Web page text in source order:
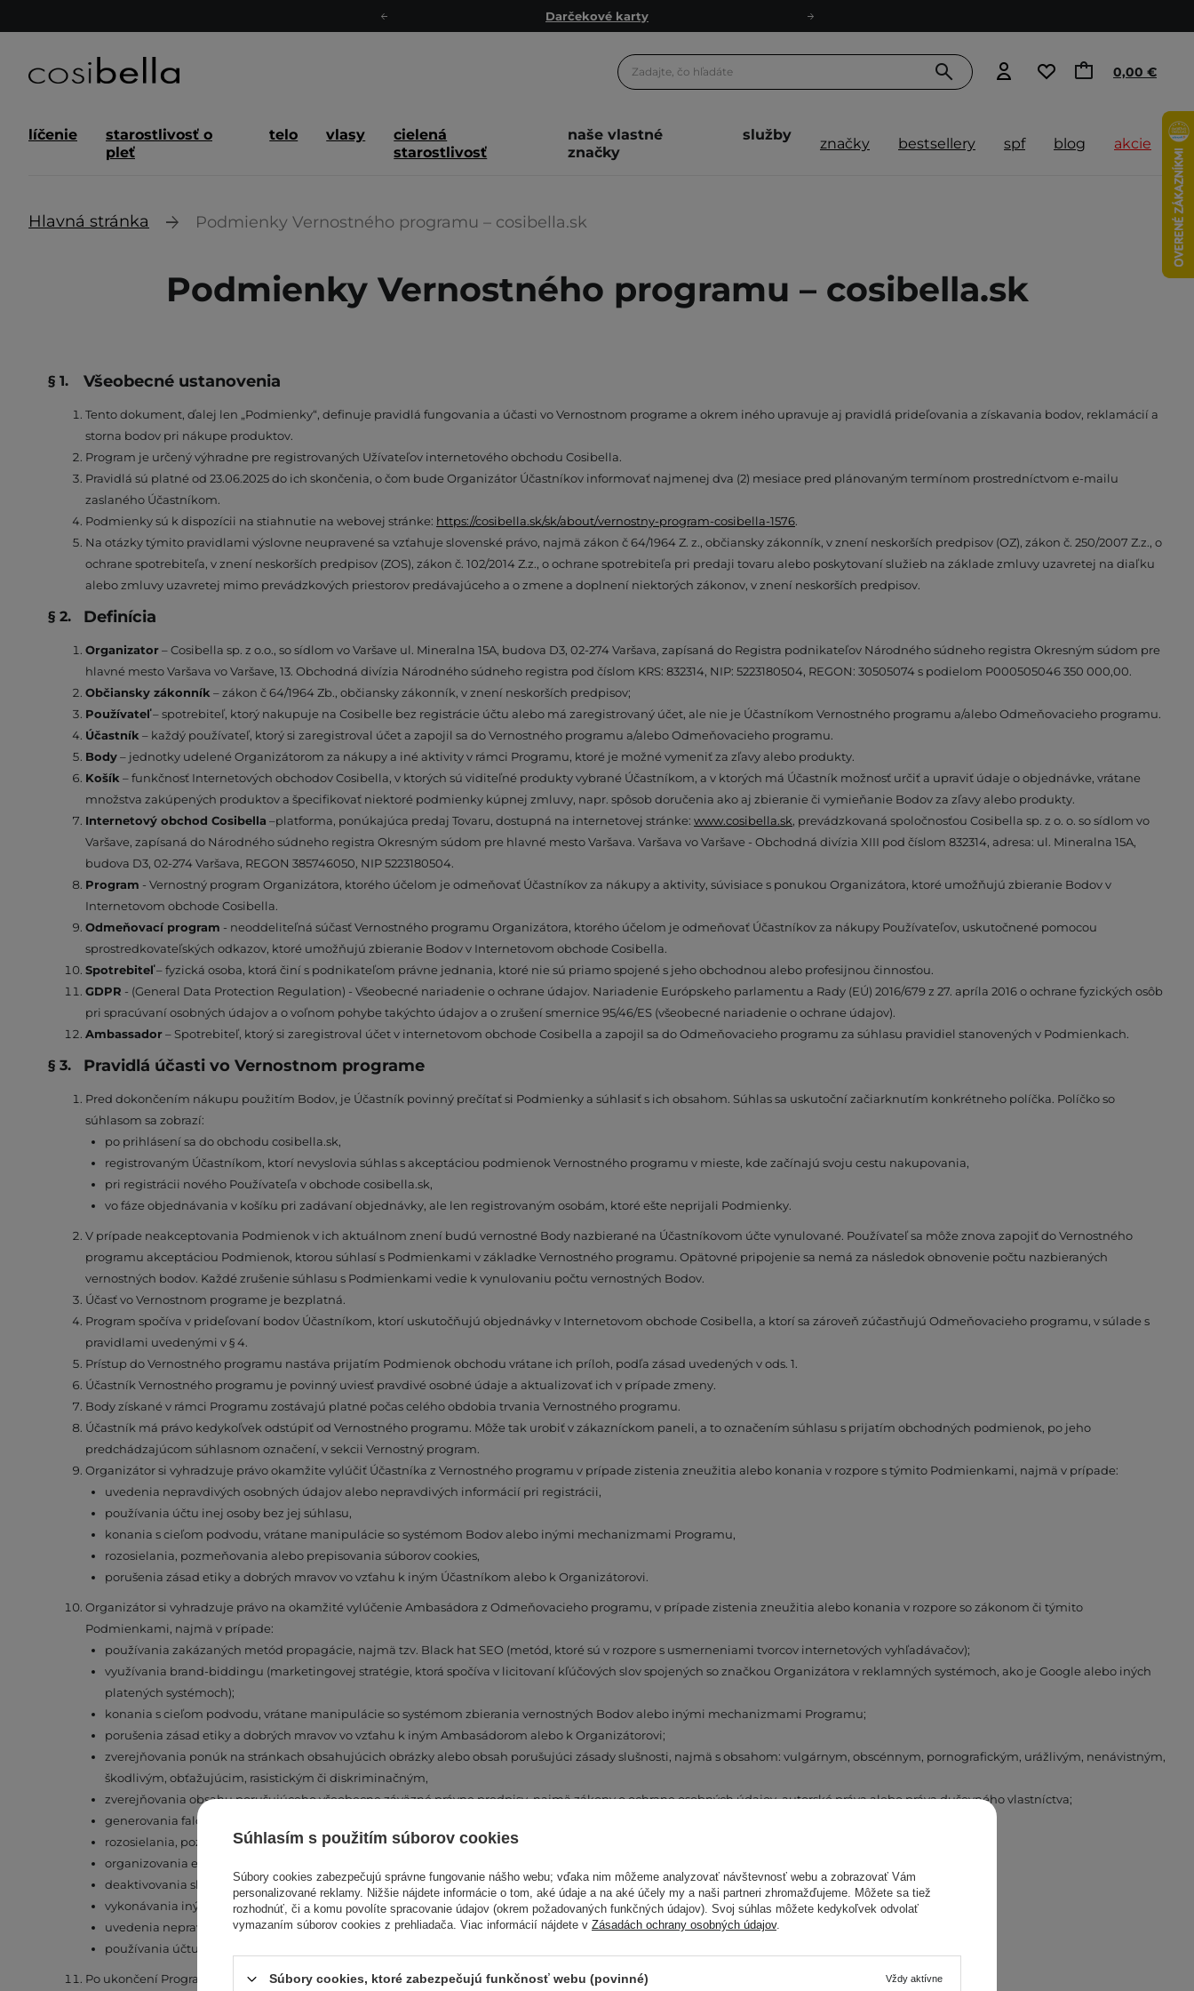
Ekologické balenie
Odoslanie do 24 hod.
Ekologické balenie
0,00 €
líčenie
starostlivosť o
pleť
telo vlasy
cielená
starostlivosť
naše vlastné
značky
služby
značky bestsellery spf blog akcie
Hlavná stránka Podmienky Vernostného programu – cosibella.sk
Podmienky Vernostného programu – cosibella.sk
Všeobecné ustanovenia
Tento dokument, ďalej len „Podmienky“, definuje pravidlá fungovania a účasti vo Vernostnom programe a okrem iného upravuje aj pravidlá prideľovania a získavania bodov, reklamácií a
storna bodov pri nákupe produktov.
Program je určený výhradne pre registrovaných Užívateľov internetového obchodu Cosibella.
Pravidlá sú platné od 23.06.2025 do ich skončenia, o čom bude Organizátor Účastníkov informovať najmenej dva (2) mesiace pred plánovaným termínom prostredníctvom e-mailu
zaslaného Účastníkom.
Podmienky sú k dispozícii na stiahnutie na webovej stránke: https://cosibella.sk/sk/about/vernostny-program-cosibella-1576.
Na otázky týmito pravidlami výslovne neupravené sa vzťahuje slovenské právo, najmä zákon č 64/1964 Z. z., občiansky zákonník, v znení neskorších predpisov (OZ), zákon č. 250/2007 Z.z., o
ochrane spotrebiteľa, v znení neskorších predpisov (ZOS), zákon č. 102/2014 Z.z., o ochrane spotrebiteľa pri predaji tovaru alebo poskytovaní služieb na základe zmluvy uzavretej na diaľku
alebo zmluvy uzavretej mimo prevádzkových priestorov predávajúceho a o zmene a doplnení niektorých zákonov, v znení neskorších predpisov.
Definícia
Organizator– Cosibella sp. z o.o., so sídlom vo Varšave ul. Mineralna 15A, budova D3, 02-274 Varšava, zapísaná do Registra podnikateľov Národného súdneho registra Okresným súdom pre
hlavné mesto Varšava vo Varšave, 13. Obchodná divízia Národného súdneho registra pod číslom KRS: 832314, NIP: 5223180504, REGON: 30505074 s podielom P000505046 350 000,00.
Občiansky zákonník – zákon č 64/1964 Zb., občiansky zákonník, v znení neskorších predpisov;
Používateľ– spotrebiteľ, ktorý nakupuje na Cosibelle bez registrácie účtu alebo má zaregistrovaný účet, ale nie je Účastníkom Vernostného programu a/alebo Odmeňovacieho programu.
Účastník – každý používateľ, ktorý si zaregistroval účet a zapojil sa do Vernostného programu a/alebo Odmeňovacieho programu.
Body– jednotky udelené Organizátorom za nákupy a iné aktivity v rámci Programu, ktoré je možné vymeniť za zľavy alebo produkty.
Košík – funkčnosť Internetových obchodov Cosibella, v ktorých sú viditeľné produkty vybrané Účastníkom, a v ktorých má Účastník možnosť určiť a upraviť údaje o objednávke, vrátane
množstva zakúpených produktov a špecifikovať niektoré podmienky kúpnej zmluvy, napr. spôsob doručenia ako aj zbieranie či vymieňanie Bodov za zľavy alebo produkty.
Internetový obchod Cosibella –platforma, ponúkajúca predaj Tovaru, dostupná na internetovej stránke: www.cosibella.sk, prevádzkovaná spoločnosťou Cosibella sp. z o. o. so sídlom vo
Varšave, zapísaná do Národného súdneho registra Okresným súdom pre hlavné mesto Varšava. Varšava vo Varšave - Obchodná divízia XIII pod číslom 832314, adresa: ul. Mineralna 15A,
budova D3, 02-274 Varšava, REGON 385746050, NIP 5223180504.
Program - Vernostný program Organizátora, ktorého účelom je odmeňovať Účastníkov za nákupy a aktivity, súvisiace s ponukou Organizátora, ktoré umožňujú zbieranie Bodov v
Internetovom obchode Cosibella.
Odmeňovací program - neoddeliteľná súčasť Vernostného programu Organizátora, ktorého účelom je odmeňovať Účastníkov za nákupy Používateľov, uskutočnené pomocou
sprostredkovateľských odkazov, ktoré umožňujú zbieranie Bodov v Internetovom obchode Cosibella.
Spotrebiteľ– fyzická osoba, ktorá činí s podnikateľom právne jednania, ktoré nie sú priamo spojené s jeho obchodnou alebo profesijnou činnosťou.
GDPR - (General Data Protection Regulation) - Všeobecné nariadenie o ochrane údajov. Nariadenie Európskeho parlamentu a Rady (EÚ) 2016/679 z 27. apríla 2016 o ochrane fyzických osôb
pri spracúvaní osobných údajov a o voľnom pohybe takýchto údajov a o zrušení smernice 95/46/ES (všeobecné nariadenie o ochrane údajov).
Ambassador– Spotrebiteľ, ktorý si zaregistroval účet v internetovom obchode Cosibella a zapojil sa do Odmeňovacieho programu za súhlasu pravidiel stanovených v Podmienkach.
Pravidlá účasti vo Vernostnom programe
Pred dokončením nákupu použitím Bodov, je Účastník povinný prečítať si Podmienky a súhlasiť s ich obsahom. Súhlas sa uskutoční začiarknutím konkrétneho políčka. Políčko so
súhlasom sa zobrazí:
po prihlásení sa do obchodu cosibella.sk,
registrovaným Účastníkom, ktorí nevyslovia súhlas s akceptáciou podmienok Vernostného programu v mieste, kde začínajú svoju cestu nakupovania,
pri registrácii nového Používateľa v obchode cosibella.sk,
vo fáze objednávania v košíku pri zadávaní objednávky, ale len registrovaným osobám, ktoré ešte neprijali Podmienky.
V prípade neakceptovania Podmienok v ich aktuálnom znení budú vernostné Body nazbierané na Účastníkovom účte vynulované. Používateľ sa môže znova zapojiť do Vernostného
programu akceptáciou Podmienok, ktorou súhlasí s Podmienkami v základke Vernostného programu. Opätovné pripojenie sa nemá za následok obnovenie počtu nazbieraných
vernostných bodov. Každé zrušenie súhlasu s Podmienkami vedie k vynulovaniu počtu vernostných Bodov.
Účasť vo Vernostnom programe je bezplatná.
Program spočíva v prideľovaní bodov Účastníkom, ktorí uskutočňujú objednávky v Internetovom obchode Cosibella, a ktorí sa zároveň zúčastňujú Odmeňovacieho programu, v súlade s
pravidlami uvedenými v § 4.
Prístup do Vernostného programu nastáva prijatím Podmienok obchodu vrátane ich príloh, podľa zásad uvedených v ods. 1.
Účastník Vernostného programu je povinný uviesť pravdivé osobné údaje a aktualizovať ich v prípade zmeny.
Body získané v rámci Programu zostávajú platné počas celého obdobia trvania Vernostného programu.
Účastník má právo kedykoľvek odstúpiť od Vernostného programu. Môže tak urobiť v zákazníckom paneli, a to označením súhlasu s prijatím obchodných podmienok, po jeho
predchádzajúcom súhlasnom označení, v sekcii Vernostný program.
Organizátor si vyhradzuje právo okamžite vylúčiť Účastníka z Vernostného programu v prípade zistenia zneužitia alebo konania v rozpore s týmito Podmienkami, najmä v prípade:
uvedenia nepravdivých osobných údajov alebo nepravdivých informácií pri registrácii,
používania účtu inej osoby bez jej súhlasu,
konania s cieľom podvodu, vrátane manipulácie so systémom Bodov alebo inými mechanizmami Programu,
rozosielania, pozmeňovania alebo prepisovania súborov cookies,
porušenia zásad etiky a dobrých mravov vo vzťahu k iným Účastníkom alebo k Organizátorovi.
Organizátor si vyhradzuje právo na okamžité vylúčenie Ambasádora z Odmeňovacieho programu, v prípade zistenia zneužitia alebo konania v rozpore so zákonom či týmito
Podmienkami, najmä v prípade:
používania zakázaných metód propagácie, najmä tzv. Black hat SEO (metód, ktoré sú v rozpore s usmerneniami tvorcov internetových vyhľadávačov);
využívania brand-biddingu (marketingovej stratégie, ktorá spočíva v licitovaní kľúčových slov spojených so značkou Organizátora v reklamných systémoch, ako je Google alebo iných
platených systémoch);
konania s cieľom podvodu, vrátane manipulácie so systémom zbierania vernostných Bodov alebo inými mechanizmami Programu;
porušenia zásad etiky a dobrých mravov vo vzťahu k iným Ambasádorom alebo k Organizátorovi;
zverejňovania ponúk na stránkach obsahujúcich obrázky alebo obsah porušujúci zásady slušnosti, najmä s obsahom: vulgárnym, obscénnym, pornografickým, urážlivým, nenávistným,
škodlivým, obťažujúcim, rasistickým či diskriminačným,
zverejňovania obsahu porušujúceho všeobecne záväzné právne predpisy, najmä zákony o ochrane osobných údajov, autorské práva alebo práva duševného vlastníctva;
generovania falošnej návštevnosti prostredníctvom sledovacích botov alebo automatických kliknutí;
rozosielania, pozmeňovania alebo prepisovania súborov cookies;
organizovania e-mailových kampaní považovaných za spam (odosielania e-mailových správ bez výslovného súhlasu príjemcu);
deaktivovania sledovania Odporúčacích odkazov prostredníctvom atribútu „no-follow“;
vykonávania iných činností vedúcich k nepoctivému zvyšovaniu odmeny Ambasádora;
uvedenia nepravdivých osobných údajov alebo nepravdivých informácií počas registrácie;
používania účtu inej osoby bez jej výslovného súhlasu.
Po ukončení Programu spôsobom uvedeným v § 1 ods. 3, § 3 ods. 8 a 9 Vernostného programu, sa Body vynulujú a nie je možné ich ďalej využívať.
Súhlasím s použitím súborov cookies
Súbory cookies zabezpečujú správne fungovanie nášho webu; vďaka nim môžeme analyzovať návštevnosť webu a zobrazovať Vám
personalizované reklamy. Nižšie nájdete informácie o tom, aké údaje a na aké účely my a naši partneri zhromažďujeme. Môžete sa tiež
rozhodnúť, či a komu povolíte spracovanie údajov (okrem požadovaných funkčných údajov). Svoj súhlas môžete kedykoľvek odvolať
vymazaním súborov cookies z prehliadača. Viac informácií nájdete v Zásadách ochrany osobných údajov.
Súbory cookies, ktoré zabezpečujú funkčnosť webu (povinné) Vždy aktívne